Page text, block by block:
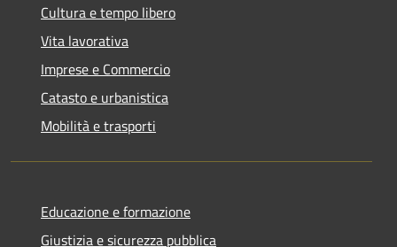
Cultura e tempo libero
Vita lavorativa
Imprese e Commercio
Catasto e urbanistica
Mobilità e trasporti
Educazione e formazione
Giustizia e sicurezza pubblica